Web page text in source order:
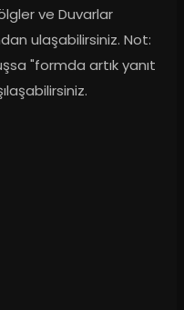
ve Duvarlar
ulaşabilirsiniz. Not:
"formda artık yanıt